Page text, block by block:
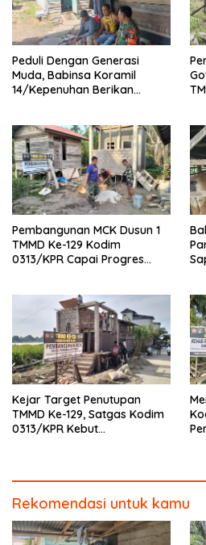
Peduli Dengan Generasi
Muda, Babinsa Koramil
14/Kepenuhan Berikan
Pembangunan MCK Dusun 1
TMMD Ke-129 Kodim
0313/KPR Capai Progres
Kejar Target Penutupan
TMMD Ke-129, Satgas Kodim
0313/KPR Kebut
Rekomendasi untuk kamu